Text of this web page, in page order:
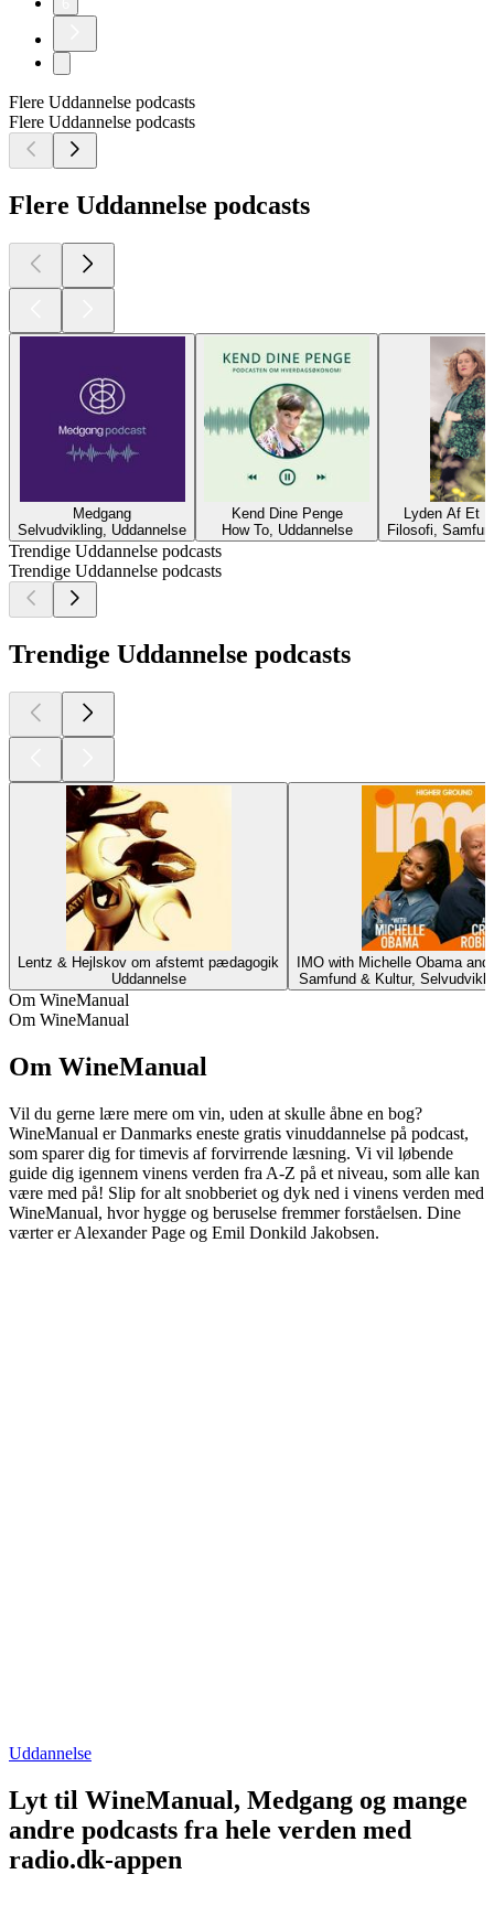
Flere Uddannelse podcasts
Flere Uddannelse podcasts
Flere Uddannelse podcasts
Medgang
Selvudvikling, Uddannelse
Kend Dine Penge
How To, Uddannelse
Lyden Af Et
Filosofi,
Trendige Uddannelse podcasts
Trendige Uddannelse podcasts
Trendige Uddannelse podcasts
Lentz & Hejlskov om afstemt pædagogik
Uddannelse
IMO with Michelle Obama
Samfund & Kultur,
Om WineManual
Om WineManual
Om WineManual
Vil du gerne lære mere om vin, uden at skulle åbne en bog?
WineManual er Danmarks eneste gratis vinuddannelse på podcast,
som sparer dig for timevis af forvirrende læsning. Vi vil løbende
guide dig igennem vinens verden fra A-Z på et niveau, som alle kan
være med på! Slip for alt snobberiet og dyk ned i vinens verden med
WineManual, hvor hygge og beruselse fremmer forståelsen. Dine
værter er Alexander Page og Emil Donkild Jakobsen.
Uddannelse
Lyt til WineManual, Medgang og mange
andre podcasts fra hele verden med
radio.dk-appen